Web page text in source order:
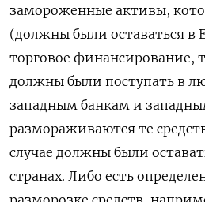
замороженные активы,
(должны были оставаться в
торговое финансирование,
должны были поступать в
западным банкам и
размораживаются те
случае должны были
странах. Либо есть